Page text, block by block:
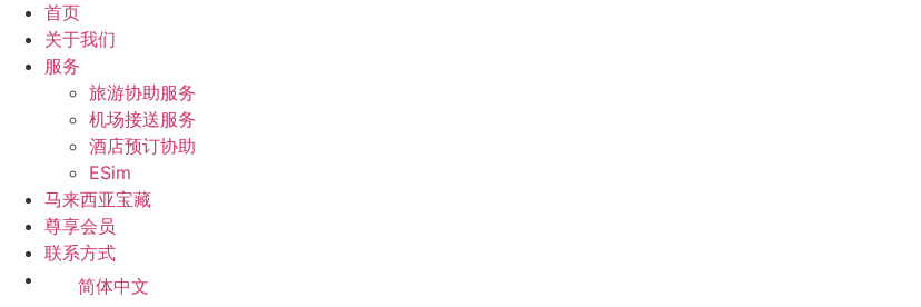
首页
关于我们
服务
旅游协助服务
机场接送服务
酒店预订协助
ESim
马来西亚宝藏
尊享会员
联系方式
简体中文